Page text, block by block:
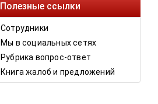
Полезные ссылки
Сотрудники
Мы в социальных сетях
Рубрика вопрос-ответ
Книга жалоб и предложений